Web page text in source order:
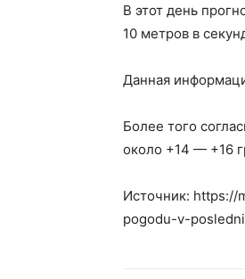
В этот день
10 метров в
Данная
Более того
около +14 — +16
Источник:
pogodu-v-